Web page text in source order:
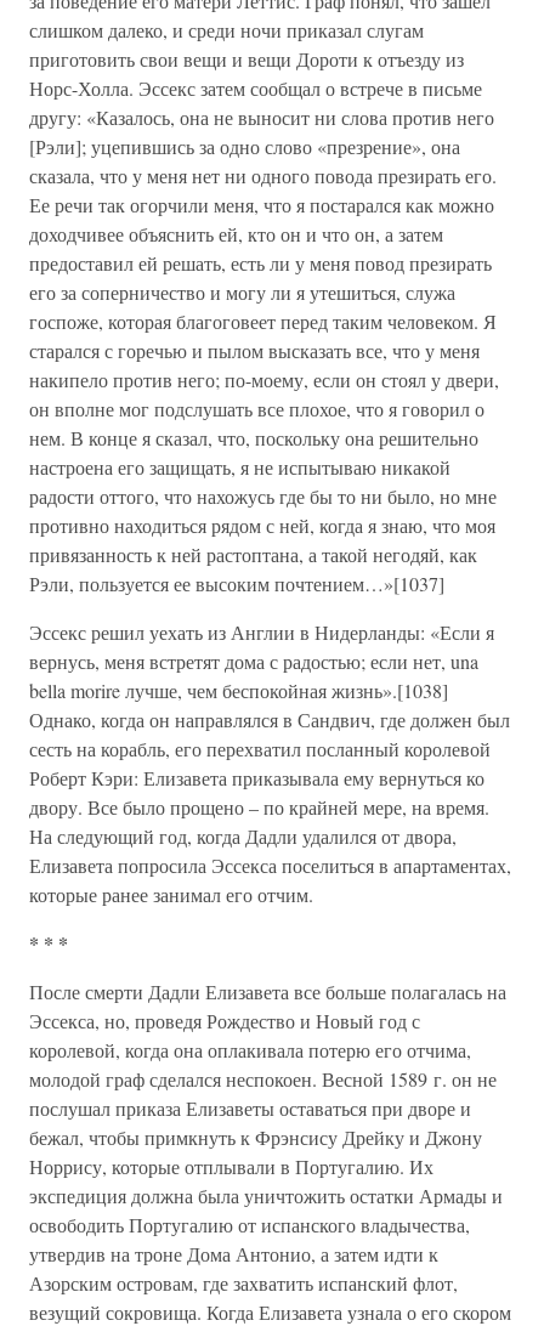
слишком далеко, и среди ночи приказал слугам
приготовить свои вещи и вещи Дороти к отъезду из
Норс-Холла. Эссекс затем сообщал о встрече в письме
другу: «Казалось, она не выносит ни слова против него
[Рэли]; уцепившись за одно слово «презрение», она
сказала, что у меня нет ни одного повода презирать его.
Ее речи так огорчили меня, что я постарался как можно
доходчивее объяснить ей, кто он и что он, а затем
предоставил ей решать, есть ли у меня повод презирать
его за соперничество и могу ли я утешиться, служа
госпоже, которая благоговеет перед таким человеком. Я
старался с горечью и пылом высказать все, что у меня
накипело против него; по-моему, если он стоял у двери,
он вполне мог подслушать все плохое, что я говорил о
нем. В конце я сказал, что, поскольку она решительно
настроена его защищать, я не испытываю никакой
радости оттого, что нахожусь где бы то ни было, но мне
противно находиться рядом с ней, когда я знаю, что моя
привязанность к ней растоптана, а такой негодяй, как
Рэли, пользуется ее высоким почтением…»[1037]
Эссекс решил уехать из Англии в Нидерланды: «Если я
вернусь, меня встретят дома с радостью; если нет, una
bella morire лучше, чем беспокойная жизнь».[1038]
Однако, когда он направлялся в Сандвич, где должен был
сесть на корабль, его перехватил посланный королевой
Роберт Кэри: Елизавета приказывала ему вернуться ко
двору. Все было прощено – по крайней мере, на время.
На следующий год, когда Дадли удалился от двора,
Елизавета попросила Эссекса поселиться в апартаментах,
которые ранее занимал его отчим.
* * *
После смерти Дадли Елизавета все больше полагалась на
Эссекса, но, проведя Рождество и Новый год с
королевой, когда она оплакивала потерю его отчима,
молодой граф сделался неспокоен. Весной 1589 г. он не
послушал приказа Елизаветы оставаться при дворе и
бежал, чтобы примкнуть к Фрэнсису Дрейку и Джону
Норрису, которые отплывали в Португалию. Их
экспедиция должна была уничтожить остатки Армады и
освободить Португалию от испанского владычества,
утвердив на троне Дома Антонио, а затем идти к
Азорским островам, где захватить испанский флот,
везущий сокровища. Когда Елизавета узнала о его скором